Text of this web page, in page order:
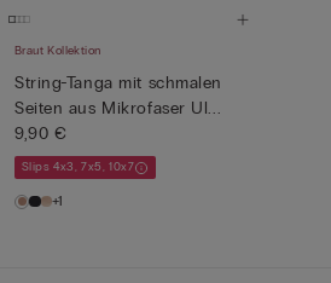
Braut Kollektion
String-Tanga mit schmalen
Seiten aus Mikrofaser Ul...
9,90 €
Slips 4x3, 7x5, 10x7
+1